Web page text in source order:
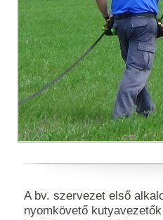
A bv. szervezet első
nyomkövető